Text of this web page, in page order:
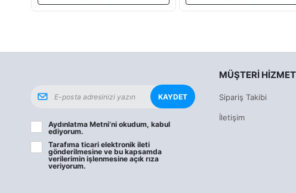
MÜŞTERI
Sipariş Takibi
İletişim
KAYDET
Aydınlatma Metni’ni okudum, kabul
ediyorum.
Tarafıma ticari elektronik ileti
gönderilmesine ve bu kapsamda
verilerimin işlenmesineaçık rıza
veriyorum.